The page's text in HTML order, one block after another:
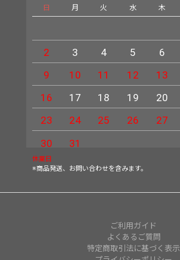
日 月 火 水 木
2
3 4 5 6
9
10 11 12 13
16
17 18 19 20
23
24 25 26 27
30
31
休業日
※商品発送、お問い合わせを含みます。
ご利用ガイド
よくあるご質問
特定商取引法に基づく表示